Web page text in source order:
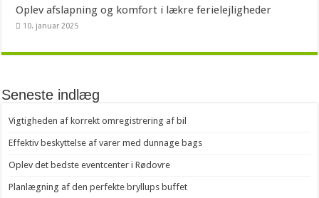
Oplev afslapning og komfort i lækre ferielejligheder
10. januar 2025
Seneste indlæg
Vigtigheden af korrekt omregistrering af bil
Effektiv beskyttelse af varer med dunnage bags
Oplev det bedste eventcenter i Rødovre
Planlægning af den perfekte bryllups buffet